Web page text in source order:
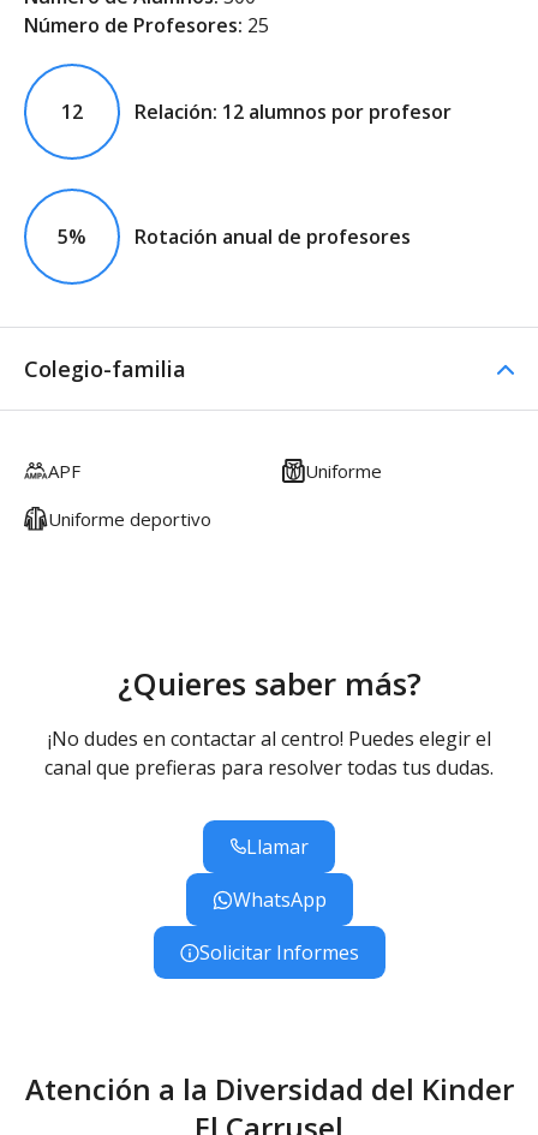
Número de Profesores: 25
12 Relación: 12 alumnos por profesor
5% Rotación anual de profesores
Colegio-familia
APF
Uniforme
Uniforme deportivo
¿Quieres saber más?
¡No dudes en contactar al centro! Puedes elegir el
canal que prefieras para resolver todas tus dudas.
Llamar
WhatsApp
Solicitar Informes
Atención a la Diversidad del Kinder